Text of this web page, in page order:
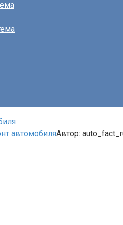
автомобиляАвтор: